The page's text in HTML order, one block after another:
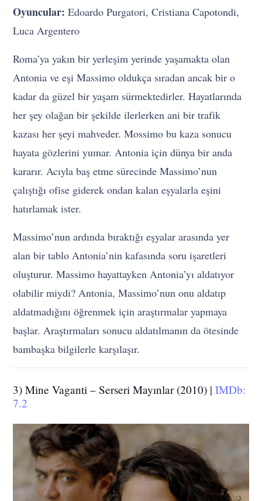
Oyuncular:Edoardo Purgatori, Cristiana Capotondi,
Luca Argentero
Roma’ya yakın bir yerleşim yerinde yaşamakta olan
Antonia ve eşi Massimo oldukça sıradan ancak bir o
kadar da güzel bir yaşam sürmektedirler. Hayatlarında
her şey olağan bir şekilde ilerlerken ani bir trafik
kazası her şeyi mahveder. Mossimo bu kaza sonucu
hayata gözlerini yumar. Antonia için dünya bir anda
kararır. Acıyla baş etme sürecinde Massimo’nun
çalıştığı ofise giderek ondan kalan eşyalarla eşini
hatırlamak ister.
Massimo’nun ardında bıraktığı eşyalar arasında yer
alan bir tablo Antonia’nin kafasında soru işaretleri
oluşturur. Massimo hayattayken Antonia’yı aldatıyor
olabilir miydi? Antonia, Massimo’nun onu aldatıp
aldatmadığını öğrenmek için araştırmalar yapmaya
başlar. Araştırmaları sonucu aldatılmanın da ötesinde
bambaşka bilgilerle karşılaşır.
3) Mine Vaganti – Serseri Mayınlar (2010) |IMDb:
7.2